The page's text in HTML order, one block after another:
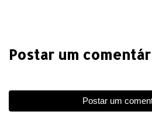
Postar um
Postar um